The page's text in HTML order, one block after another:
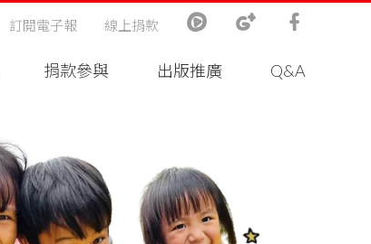
捐款參與 出版推廣 Q&A
訂閱電子報 線上捐款